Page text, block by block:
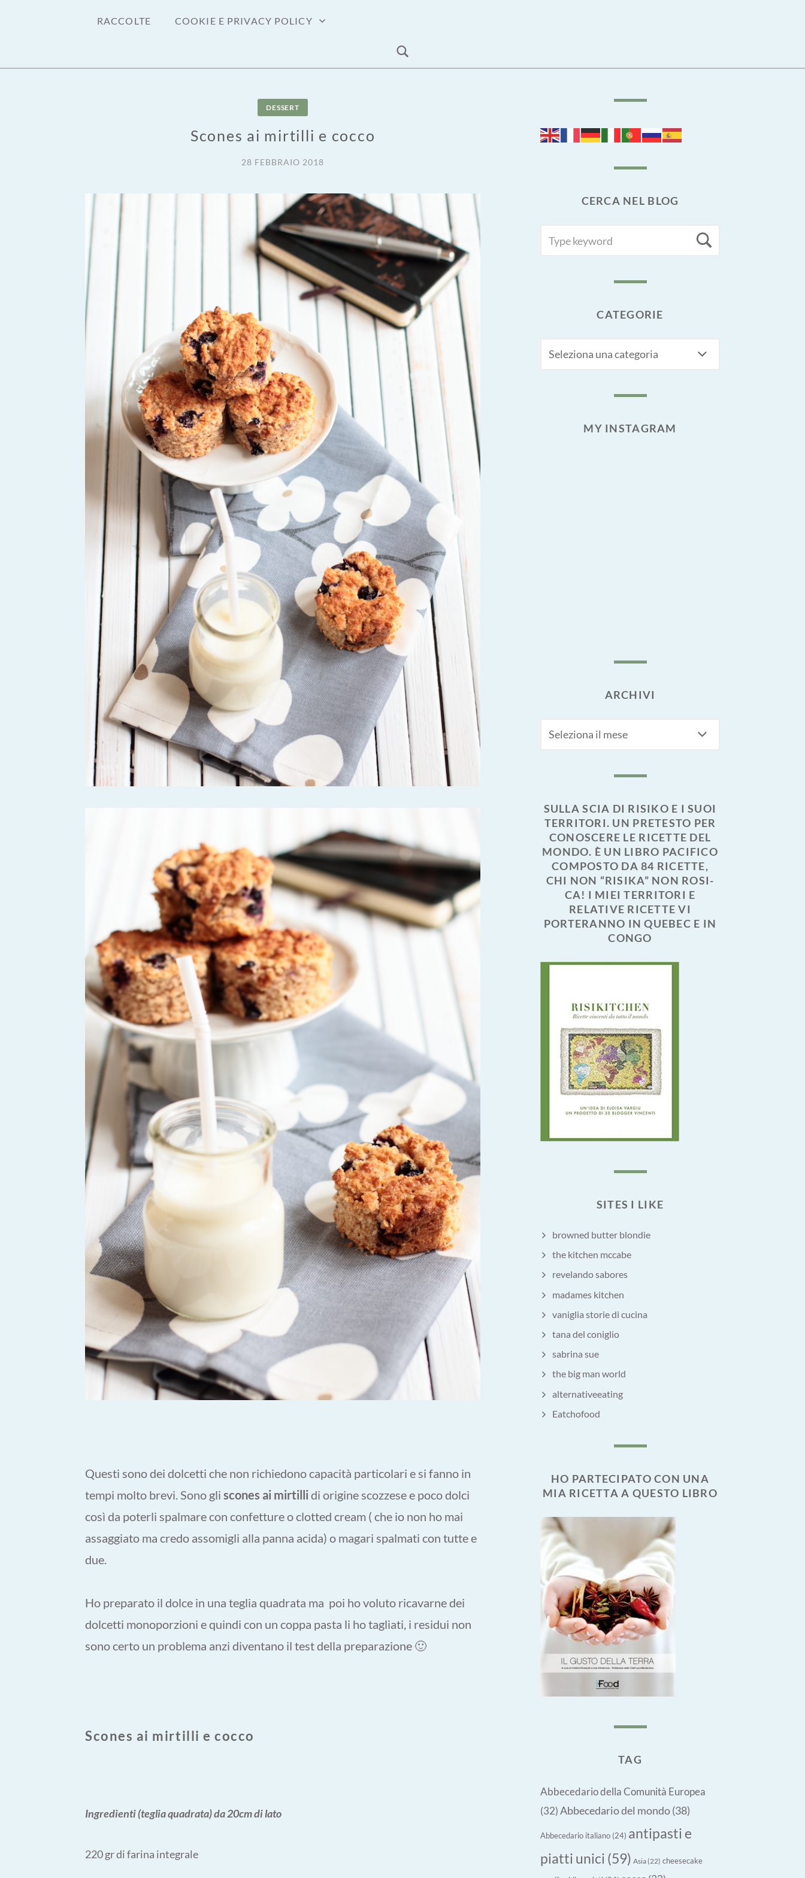
RACCOLTE COOKIE E PRIVACY POLICY
DESSERT
Scones ai mirtilli e cocco
28 FEBBRAIO 2018
Questi sono dei dolcetti che non richiedono capacità particolari e si fanno in
tempi molto brevi. Sono gli scones ai mirtillidi origine scozzese e poco dolci
così da poterli spalmare con confetture o clotted cream ( che io non ho mai
assaggiato ma credo assomigli alla panna acida) o magari spalmati con tutte e
due.
Ho preparato il dolce in una teglia quadrata ma poi ho voluto ricavarne dei
dolcetti monoporzioni e quindi con un coppa pasta li ho tagliati, i residui non
sono certo un problema anzi diventano il test della preparazione 🙂
Scones ai mirtilli e cocco
Ingredienti (teglia quadrata) da 20cm di lato
220 gr di farina integrale
CERCA NEL BLOG
FOR:
CATEGORIE
MY INSTAGRAM
ARCHIVI
SULLA SCIA DI RISIKO E I SUOI
TERRITORI. UN PRETESTO PER
CONOSCERE LE RICETTE DEL
MONDO. È UN LIBRO PACIFICO
COMPOSTO DA 84 RICETTE,
CHI NON “RISIKA” NON ROSI-
CA! I MIEI TERRITORI E
RELATIVE RICETTE VI
PORTERANNO IN QUEBEC E IN
CONGO
SITES I LIKE
browned butter blondie
the kitchen mccabe
revelando sabores
madames kitchen
vaniglia storie di cucina
tana del coniglio
sabrina sue
the big man world
alternativeeating
Eatchofood
HO PARTECIPATO CON UNA
MIA RICETTA A QUESTO LIBRO
TAG
Abbecedario della Comunità Europea
(32) Abbecedario del mondo(38)
Abbecedario italiano (24) antipasti e
piatti unici (59) Asia(22) cheesecake